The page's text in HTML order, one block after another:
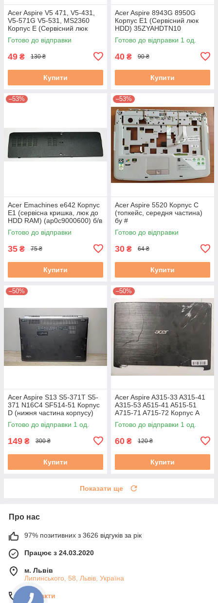
Acer Aspire V5 471, V5-431,
V5-571G V5-531, MS2360
Корпус E (Сервісний люк
ОЗУ) 60.4vm58.001 #
Готово до відправки
49 ₴ 130 ₴
Купити
Acer Aspire 8943G 8950G
Корпус E1 (Сервісний люк
HDD) 35ZYAHDTN10
ZYE35ZYAHDTN10
Готово до відправки 1 од.
40 ₴ 90 ₴
Купити
–53%
Acer Emachines e642 Корпус
E1 (сервісна кришка, люк до
HDD RAM) (ap0c9000600) б/в
#
Готово до відправки
35 ₴ 75 ₴
Купити
–53%
Acer Aspire 5520 Корпус C
(топкейс, середня частина)
бу #
Готово до відправки
30 ₴ 64 ₴
Купити
–50%
Acer Aspire S13 S5-371T S5-
371 N16C4 SF514-51 Корпус
D (нижня частина корпусу)
AM1JL000J00 AM1JL000600
бу #
Готово до відправки 1 од.
149 ₴ 300 ₴
Купити
–50%
Acer Aspire A315-33 A315-41
A315-53 A515-41 A515-51
A715-71 A715-72 Корпус A
(кришка матриці)
(AP28Z000100) бу
Готово до відправки 1 од.
60 ₴ 120 ₴
Купити
Показати ще
Про нас
97% позитивних з 3626 відгуків за рік
Працює з 24.03.2020
м. Львів
Липинського, 58, Львів, Україна
Контакти